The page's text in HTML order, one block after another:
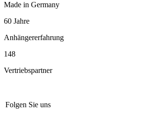
Made in Germany
60 Jahre
Anhängererfahrung
148
Vertriebspartner
Folgen Sie uns